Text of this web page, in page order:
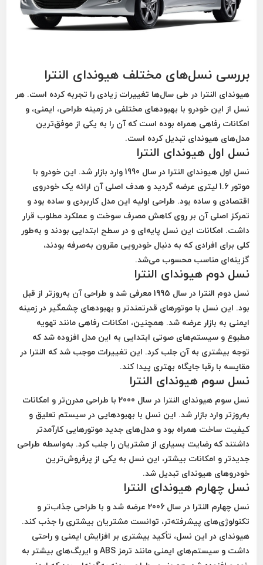
بررسی نسل‌های مختلف هیوندای النترا
هیوندای النترا در طی سال‌ها تغییرات زیادی را تجربه کرده است. هر
نسل از این خودرو با بهبودهای مختلفی در زمینه طراحی، ایمنی، و
امکانات رفاهی همراه بوده است که آن را به یکی از موفق‌ترین
مدل‌های هیوندای تبدیل کرده است.
نسل اول هیوندای النترا
نسل اول هیوندای النترا در سال 1990 وارد بازار شد. این خودرو با
موتور 1.6 لیتری عرضه گردید و هدف اصلی آن ارائه یک خودروی
اقتصادی و ساده بود. طراحی اولیه این مدل کاربردی و ساده بود و
تمرکز اصلی آن بر روی کاهش مصرف سوخت و عملکرد مطلوب قرار
داشت. امکانات این نسل پایه‌ای و در سطح ابتدایی بودند و به‌طور
کلی برای افرادی که به دنبال خودرویی مقرون به‌صرفه بودند،
گزینه‌ای مناسب محسوب می‌شد.
نسل دوم هیوندای النترا
نسل دوم النترا در سال 1995 معرفی شد و طراحی آن به‌روزتر از قبل
بود. این نسل با موتورهای قدرتمندتر و بهبودهای چشمگیر در زمینه
ایمنی به بازار عرضه شد. همچنین، امکانات رفاهی مانند تهویه
مطبوع و سیستم‌های صوتی ابتدایی به این مدل افزوده شد که
توجه بیشتری به آن جلب کرد. این تغییرات موجب شد که النترا در
مقایسه با رقبا جایگاه بهتری پیدا کند.
نسل سوم هیوندای النترا
نسل سوم هیوندای النترا در سال 2000 با طراحی مدرن‌تر و امکانات
به‌روزتر وارد بازار شد. این نسل با بهبودهایی در سیستم تعلیق و
کیفیت ساخت همراه بود و مدل‌های جدید موتورهایی کارآمدتر
داشتند که رضایت بسیاری از مشتریان را جلب کرد. به‌واسطه طراحی
جدیدتر و امکانات بیشتر، این نسل به یکی از پرفروش‌ترین
خودروهای هیوندای تبدیل شد.
نسل چهارم هیوندای النترا
نسل چهارم النترا در سال 2006 عرضه شد و با طراحی جذاب‌تر و
تکنولوژی‌های پیشرفته‌تر، توانست مشتریان بیشتری را جذب کند.
هیوندای در این نسل، تأکید بیشتری بر افزایش ایمنی و راحتی
داشت و سیستم‌های ایمنی مانند ترمز ABS و ایربگ‌های بیشتر به